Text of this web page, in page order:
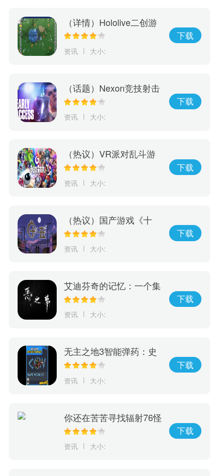
（详情）Hololive二创游
戏《Holocure》获Cover
推出
资讯 大小:
下载
（话题）Nexon竞技射击
游戏《幕后高手》5月19
资讯 大小:
下载
（热议）VR派对乱斗游
戏《永恒对决》将于6/7
PICO4和SteamVR登场
资讯 大小:
下载
（热议）国产游戏《十
五》发布预告片，将于5
资讯 大小:
下载
艾迪芬奇的记忆：一个集
冒险、推理、惊险于一身
战！
资讯 大小:
下载
无主之地3智能弹药：史
诗级秘密武器，彻底改变
资讯 大小:
下载
你还在苦苦寻找辐射76怪
物大全？现在有这款神奇
辐射76怪物等级和人物等
资讯 大小:
下载